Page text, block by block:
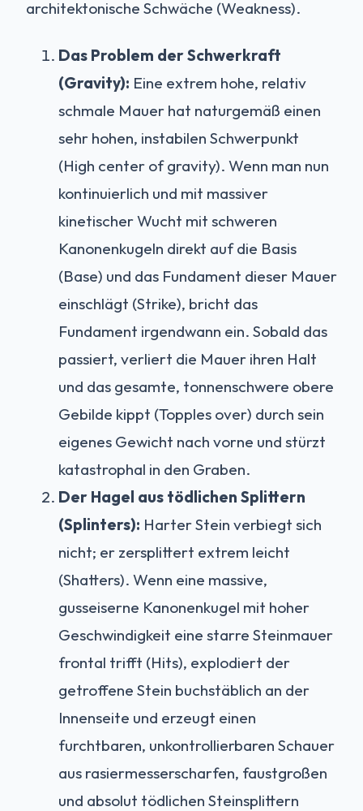
architektonische Schwäche (Weakness).
Das Problem der Schwerkraft
(Gravity): Eine extrem hohe, relativ
schmale Mauer hat naturgemäß einen
sehr hohen, instabilen Schwerpunkt
(High center of gravity). Wenn man nun
kontinuierlich und mit massiver
kinetischer Wucht mit schweren
Kanonenkugeln direkt auf die Basis
(Base) und das Fundament dieser Mauer
einschlägt (Strike), bricht das
Fundament irgendwann ein. Sobald das
passiert, verliert die Mauer ihren Halt
und das gesamte, tonnenschwere obere
Gebilde kippt (Topples over) durch sein
eigenes Gewicht nach vorne und stürzt
katastrophal in den Graben.
Der Hagel aus tödlichen Splittern
(Splinters): Harter Stein verbiegt sich
nicht; er zersplittert extrem leicht
(Shatters). Wenn eine massive,
gusseiserne Kanonenkugel mit hoher
Geschwindigkeit eine starre Steinmauer
frontal trifft (Hits), explodiert der
getroffene Stein buchstäblich an der
Innenseite und erzeugt einen
furchtbaren, unkontrollierbaren Schauer
aus rasiermesserscharfen, faustgroßen
und absolut tödlichen Steinsplittern